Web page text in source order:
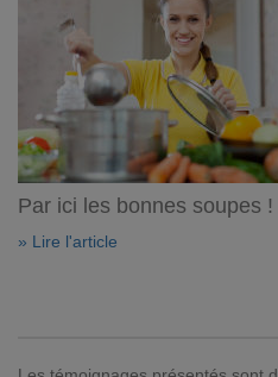
Par ici les bonnes soupes !
» Lire l'article